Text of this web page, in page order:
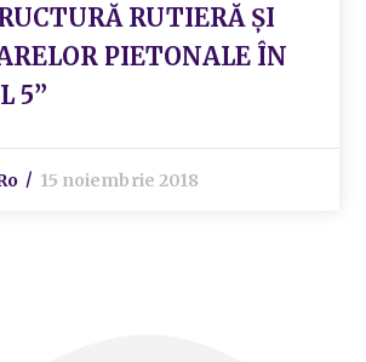
RUTIERĂ ȘI
PIETONALE ÎN
5”
15 noiembrie 2018